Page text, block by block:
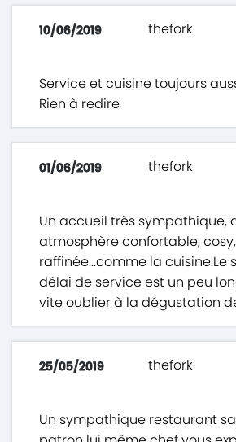
10/06/2019 thefork
Service et cuisine toujours
Rien à redire
01/06/2019 thefork
Un accueil très sympathique,
atmosphère confortable,
raffinée...comme la cuisine.Le
délai de service est un peu
vite oublier à la dégustation
25/05/2019 thefork
Un sympathique restaurant